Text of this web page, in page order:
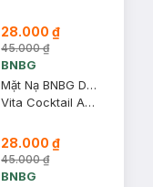
28.000 ₫
45.000 ₫
BNBG
Mặt Nạ BNBG Dưỡng Ẩm Chuyên Sâu Cho Mọi Loại Da 30ml
Vita Cocktail Aqua Foil Mask
28.000 ₫
45.000 ₫
BNBG